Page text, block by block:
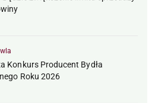
Konkurs Producent Bydła
Roku 2026